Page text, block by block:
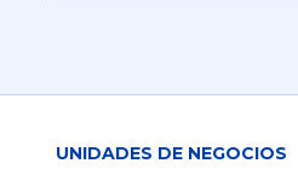
UNIDADES DE NEGOCIOS